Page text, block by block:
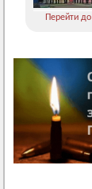
Перейти до